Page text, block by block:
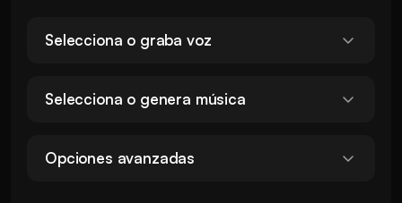
Selecciona o graba voz
Selecciona o genera música
Opciones avanzadas